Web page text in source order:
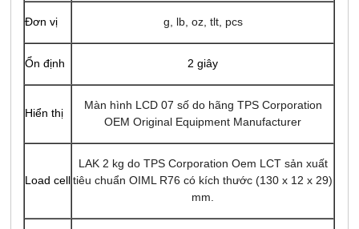
Đơn vị g, lb, oz, tlt, pcs
Ổn định 2 giây
Hiển thị
Màn hình LCD 07 số do hãng TPS Corporation
OEM Original Equipment Manufacturer
Load cell
LAK 2 kg do TPS Corporation Oem LCT sản xuất
tiêu chuẩn OIML R76 có kích thước (130 x 12 x 29)
mm.